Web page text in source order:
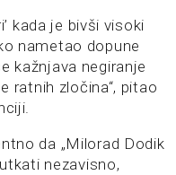
kada je bivši visoki
nametao dopune
kažnjava negiranje
ratnih zločina“, pitao
da „Milorad Dodik
nezavisno,